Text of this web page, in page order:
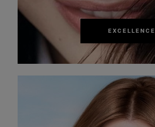
EXCELLENCE